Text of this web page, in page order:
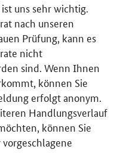
uns sehr wichtig.
nach unseren
Prüfung, kann es
nicht
sind. Wenn Ihnen
können Sie
erfolgt anonym.
Handlungsverlauf
können Sie